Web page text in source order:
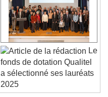
Le
fonds de dotation Qualitel
a sélectionné ses lauréats
2025